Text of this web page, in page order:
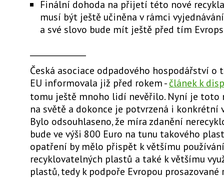
Finální dohoda na přijetí této nové
musí být ještě učiněna v rámci
a své slovo bude mít ještě před tím
Česká asociace odpadového hospodářství o
EU informovala již před rokem - článek k
tomu ještě mnoho lidí nevěřilo. Nyní je toto
na světě a dokonce je potvrzená i konkrétní
Bylo odsouhlaseno, že míra zdanění
bude ve výši 800 Euro na tunu takového
opatření by mělo přispět k většímu používání
recyklovatelných plastů a také k většímu
plastů, tedy k podpoře Evropou prosazované